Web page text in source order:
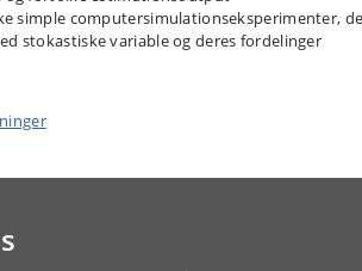
simple computersimulationseksperimenter,
stokastiske variable og deres fordelinger